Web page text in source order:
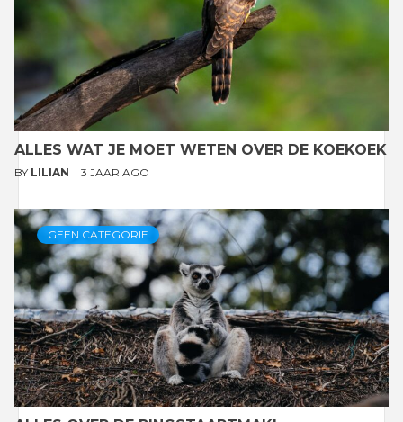
ALLES WAT JE MOET WETEN OVER DE KOEKOEK
BY LILIAN 3 JAAR AGO
GEEN CATEGORIE